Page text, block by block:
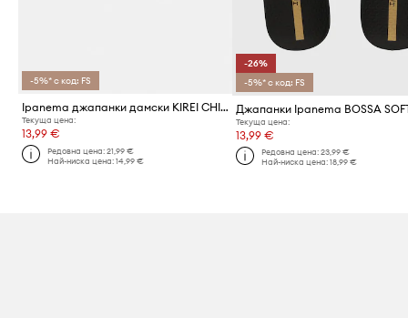
-5%* с код: FS
Ipanema джапанки дамски KIREI CHIC F
Текуща цена:
13,99 €
Редовна цена:21,99 €
Най-ниска цена:14,99 €
-26%
-5%* с код: FS
Джапанки Ipanema BOSSA
Текуща цена:
13,99 €
Редовна цена: 23,99 €
Най-ниска цена: 18,99 €